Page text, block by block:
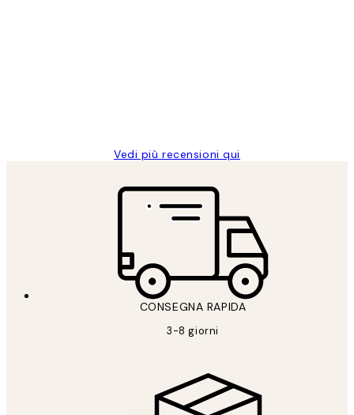
Vedi più recensioni qui
CONSEGNA RAPIDA
3-8 giorni